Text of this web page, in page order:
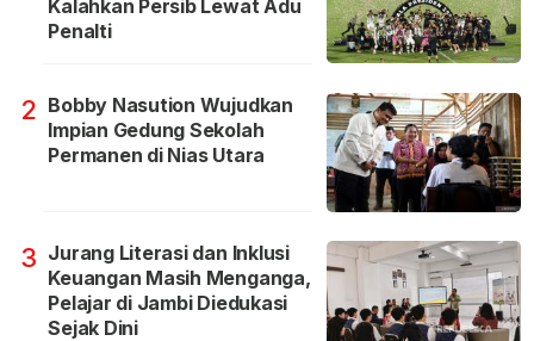
Kalahkan Persib Lewat Adu
Penalti
2 Bobby Nasution Wujudkan
Impian Gedung Sekolah
Permanen di Nias Utara
3 Jurang Literasi dan Inklusi
Keuangan Masih Menganga,
Pelajar di Jambi Diedukasi
Sejak Dini